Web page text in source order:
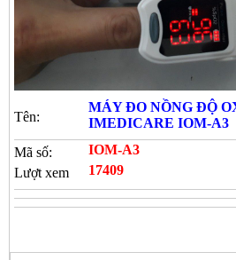
Tên:
MÁY ĐO NỒNG ĐỘ
IMEDICARE IOM-A3
Mã số:
IOM-A3
Lượt xem
17409